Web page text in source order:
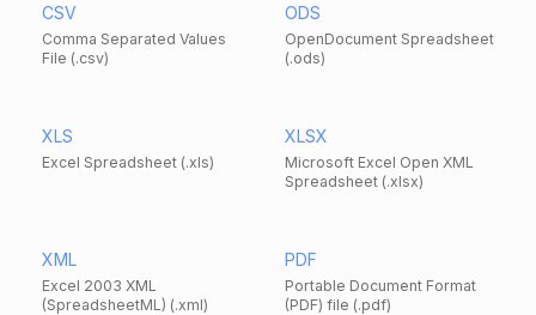
CSV
Comma Separated Values
File (.csv)
ODS
OpenDocument Spreadsheet
(.ods)
XLS
Excel Spreadsheet (.xls)
XLSX
Microsoft Excel Open XML
Spreadsheet (.xlsx)
XML
Excel 2003 XML
(SpreadsheetML) (.xml)
PDF
Portable Document Format
(PDF) file (.pdf)